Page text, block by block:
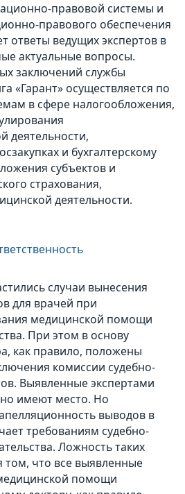
правовой системы и
правового обеспечения
ответы ведущих экспертов в
актуальные вопросы.
заключений службы
«Гарант» осуществляется по
в сфере налогообложения,
деятельности,
и бухгалтерскому
субъектов и
страхования,
деятельности.
случаи вынесения
для врачей при
медицинской помощи
При этом в основу
как правило, положены
комиссии судебно-
Выявленные экспертами
имеют место. Но
выводов в
требованиям судебно-
Ложность таких
том, что все выявленные
помощи